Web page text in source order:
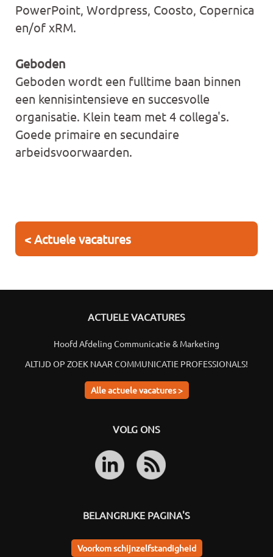
PowerPoint, Wordpress, Coosto, Copernica
en/of xRM.
Geboden
Geboden wordt een fulltime baan binnen
een kennisintensieve en succesvolle
organisatie. Klein team met 4 collega's.
Goede primaire en secundaire
arbeidsvoorwaarden.
< Actuele vacatures
ACTUELE VACATURES
Hoofd Afdeling Communicatie & Marketing
ALTIJD OP ZOEK NAAR COMMUNICATIE PROFESSIONALS!
Alle actuele vacatures >
VOLG ONS
BELANGRIJKE PAGINA'S
Voorkom schijnzelfstandigheid